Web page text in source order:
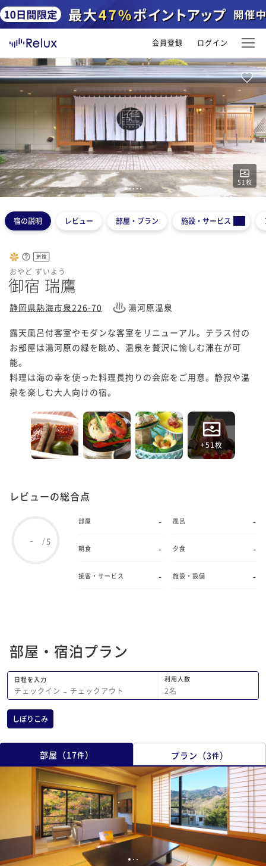
会員登録 ログイン
51 枚
12345
宿の説明 レビュー 部屋・プラン 施設・サービス
旅館
おやど ずいよう
御宿 瑞鷹
静岡県熱海市泉226-70 湯河原温泉
露天風呂付客室やモダンな客室をリニューアル。テラス付の
お部屋は湯河原の緑を眺め、温泉を贅沢に愉しむ滞在が可
能。
料理は海の幸を使った料理長拘りの会席をご用意。静寂や温
泉を楽しむ大人向けの宿。
+51枚
レビューの総合点
- / 5
部屋 - 風呂 -
朝食 - 夕食 -
接客・サービス - 施設・設備 -
部屋・宿泊プラン
日程を入力
チェックイン − チェックアウト
利用人数
2名
しぼりこみ
部屋 （17件） プラン （3件）
1 2 3